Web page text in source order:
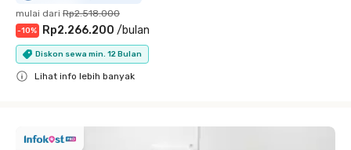
mulai dari Rp2.518.000
-10% Rp2.266.200 /bulan
Diskon sewa min. 12 Bulan
Lihat info lebih banyak